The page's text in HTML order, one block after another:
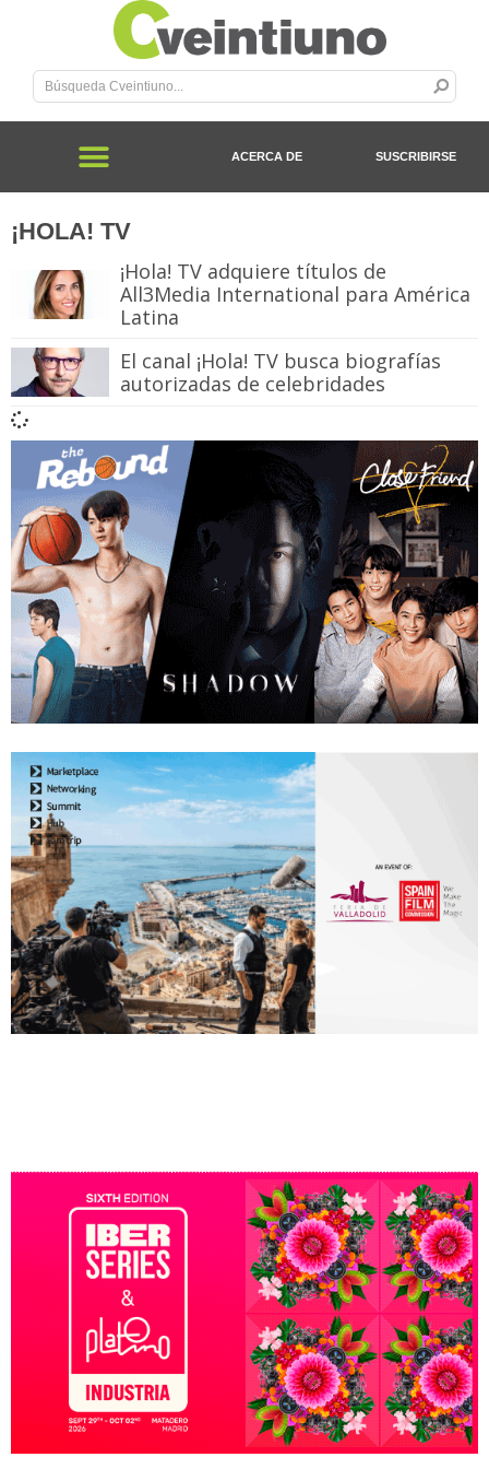
ACERCA DE SUSCRIBIRSE
¡HOLA! TV
¡Hola! TV adquiere títulos de
All3Media International para América
Latina
El canal ¡Hola! TV busca biografías
autorizadas de celebridades